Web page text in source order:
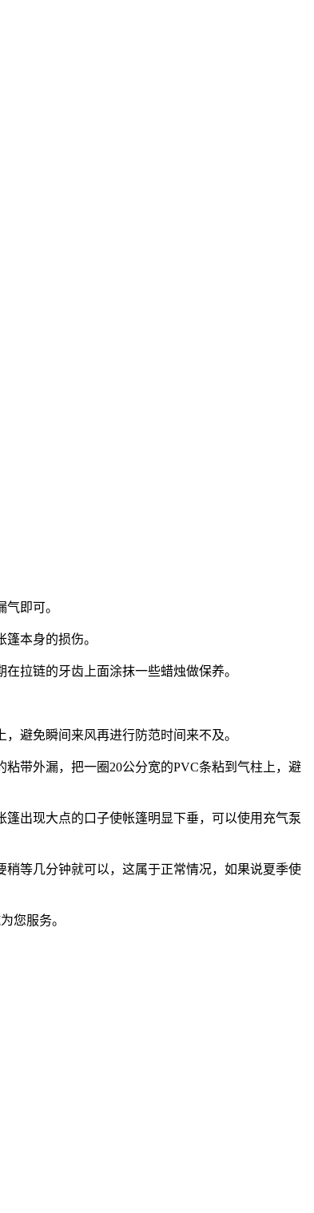
即可。
本身的损伤。
拉链的牙齿上面涂抹一些蜡烛做保养。
避免瞬间来风再进行防范时间来不及。
带外漏，把一圈20公分宽的PVC条粘到气柱上，避
出现大点的口子使帐篷明显下垂，可以使用充气泵
等几分钟就可以，这属于正常情况，如果说夏季使
您服务。